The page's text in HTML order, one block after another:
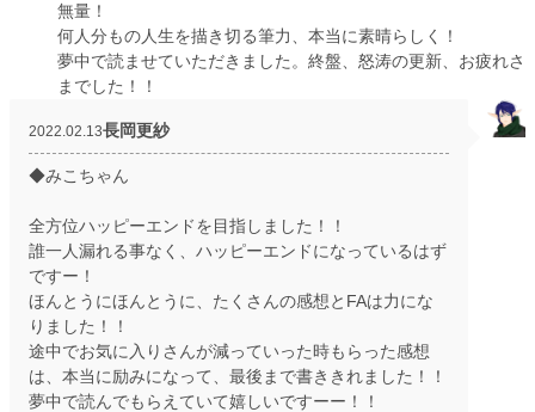
無量！
何人分もの人生を描き切る筆力、本当に素晴らしく！
夢中で読ませていただきました。終盤、怒涛の更新、お疲れさ
までした！！
2022.02.13長岡更紗
◆みこちゃん
全方位ハッピーエンドを目指しました！！
誰一人漏れる事なく、ハッピーエンドになっているはず
ですー！
ほんとうにほんとうに、たくさんの感想とFAは力にな
りました！！
途中でお気に入りさんが減っていった時もらった感想
は、本当に励みになって、最後まで書ききれました！！
夢中で読んでもらえていて嬉しいですーー！！